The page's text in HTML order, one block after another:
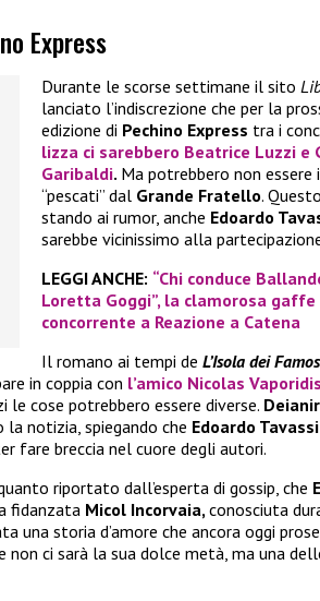
Express
Durante le scorse settimane il sito
lanciato l’indiscrezione che per la
edizione di Pechino Express tra i
lizza ci sarebbero Beatrice Luzzi e
Garibaldi. Ma potrebbero non essere
“pescati” dal Grande Fratello.
stando ai rumor, anche Edoardo
sarebbe vicinissimo alla
LEGGI ANCHE: “Chi conduce
Loretta Goggi”, la clamorosa
concorrente a Reazione a Catena
Il romano ai tempi de L’Isola dei
in coppia con l’amico Nicolas
cose potrebbero essere diverse.
notizia, spiegando che Edoardo Tavassi
fare breccia nel cuore degli autori.
riportato dall’esperta di gossip, che
fidanzata Micol Incorvaia,conosciuta
una storia d’amore che ancora oggi
non ci sarà la sua dolce metà, ma una